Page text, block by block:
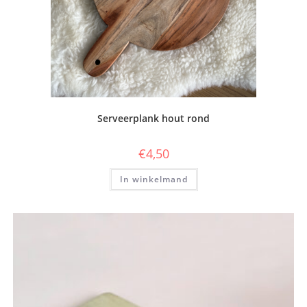
Serveerplank hout rond
€4,50
In winkelmand